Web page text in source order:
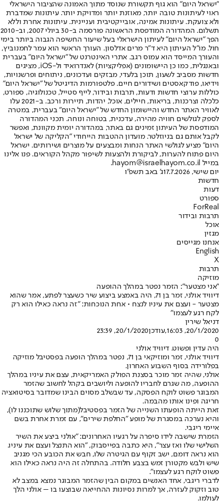
"ישראל היום" הוא גוף תקשורת שנוסד מתוך האמונה שהציבור הישראלי
ראוי לעיתונות טובה יותר, מאוזנת יותר ומדויקת יותר. עיתונות שמדברת
ולא צועקת. עיתונות אמינה, אובייקטיבית ועניינית. עיתונות אחרת וללא
תשלום. המהדורה המודפסת הראשונה פורסמה ב-30 ביולי 2007, וב-2010
הפך "ישראל היום" לעיתון הישראלי בעל שיעור החשיפה הגבוה ביותר בימי
חול. מו"ל העיתון היא ד"ר מרים אדלסון. העורך הראשי הוא עמר לחמנוביץ,
והעורך המייסד הוא עמוס רגב. אתרי האינטרנט של "ישראל היום" בעברית
ובאנגלית, כמו כן היישומונים (אפליקציות) לאנדרואיד ול-iOS, מציגים
חדשות מסביב לשעון, תוכן בלעדי, מבזקים ועדכונים, ניתוחים ופרשנויות,
וידיאו, פודקאסטים ושידורים חיים. פלטפורמות הדיגיטל של "ישראל היום"
כוללות ערוצי חדשות ודעות, תרבות ובידור, לייף סטייל, טכנולוגיה, ספורט,
כלכלה וצרכנות, בריאות, חיילים, אוכל, יהדות, תיירות ורכב. ב-2021 עלו
לאוויר האתר החדש והיישומון החדש של "ישראל היום" בעברית, במטרה
לספק לגולשים חוויה מהירה, עדכנית, בטוחה ונוחה. תכני המהדורה
המודפסת של העיתון זמינים גם באתר, במהדורה יומית מקוונת, ואפשר
לקבל אותם גם בניוזלטר. מועדון ההטבות הייחודי "הקליקה של ישראל
היום" מציע לגולשי האתר הנחות ומבצעים על מוצרים ושירותים. ישראל
היום פתוח להערות, לביקורת ולהצעות לשיפור מקהל הקוראים. פנו אלינו
במייל hayom@israelhayom.co.il.
יום שישי, 17.7.2026
ג' באב תשפ"ו
חדשות
דעות
ספורט
ForReal
תרבות ובידור
אוכל
מגזין
אנחנו מגייסים
English
X
תרבות
מוזיקה
"אני מצטער": הזמר נפטר במהלך ההופעה
דיוויד אולני, זמר בן 71, היה באמצע ביצוע שיר כשעצר לפתע, אמר שהוא
מצטער - ועצם את עיניו לנצח • אחת הנוכחות: "זה נראה כאילו הוא רק
לקח רגע לעצמו"
דניאל שירין
20/1/2020, 16:03
,עודכן20/1/2020, 23:39
0
היה עדין ופשוט. דיוויד אולני
דיוויד אולני, זמר ומוזיקאי בן 71, נפטר במהלך הופעה בפסטיבל מוזיקה
בפלורידה בסוף השבוע האחרון.
אולני, שהיה זמר מוכר בסצנת הפולק האמריקאית, עצם את עיניו במהלך
ההופעה, מה שגרם לחבריו להופעה וליושבים בקהל לחשוב שהזמר
המבוגר פשוט לוקח הפסקה, עד שבשלב מסוים הבינו שמדובר בסיטואציה
חריגה ופינו אותו מהבמה.
זאת הייתה הופעתו השנייה של הזמר בפסטיבל(מתוך שלוש שתוכננו לו),
והיא נערכה במסגרת של מופע "החלפת שירים", עם זמרת אחרת בשם
איימי ריגבי.
הזמרת שישבה לידו סיפרה על רגעיו האחרונים: "אולני ביצע את השיר
השלישי שלו ואז עצר", היא כתבה בפייסבוק, "הוא התנצל ועצם את עיניו.
הוא נראה דומם, ישב זקוף עם הגיטרה שלו, חבש את הכובע הכי מגניב
שיש ולבש מקטורן זמש בצבע חלודה. בהתחלה זה היה נראה כאילו הוא
פשוט לוקח רגע לעצמו".
לדברי ריגבי, אחד האנשים במקום הבין שהזמר המבוגר נמצא במצב לא
טוב וזקוק לעזרה, אך למרות נסיונות ההחייאה שבוצעו בו – אולני הלך
לעולמו.